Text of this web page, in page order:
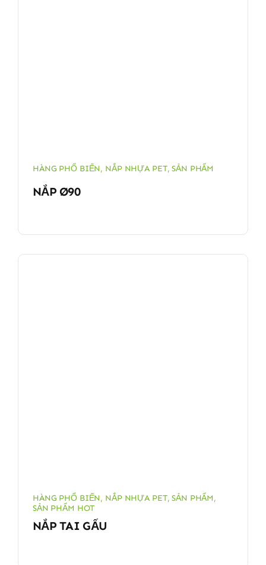
HÀNG PHỔ BIẾN, NẮP NHỰA PET,SẢN PHẨM
NẮP Ø90
HÀNG PHỔ BIẾN, NẮP NHỰA PET,SẢN PHẨM,
SẢN PHẨM HOT
NẮP TAI GẤU